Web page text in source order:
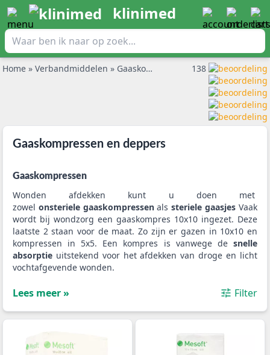
klinimed
Home » Verbandmiddelen » Gaaskompressen en deppers 138
Gaaskompressen en deppers
Gaaskompressen
Wonden afdekken kunt u doen met
zowel onsteriele gaaskompressenalssteriele gaasjes Vaak
wordt bij wondzorg een gaaskompres 10x10 ingezet. Deze
laatste 2 staan voor de maat. Zo zijn er gazen in 10x10 en
kompressen in 5x5. Een kompres is vanwege de snelle
absorptie uitstekend voor het afdekken van droge en licht
vochtafgevende wonden.
Lees meer » Filter